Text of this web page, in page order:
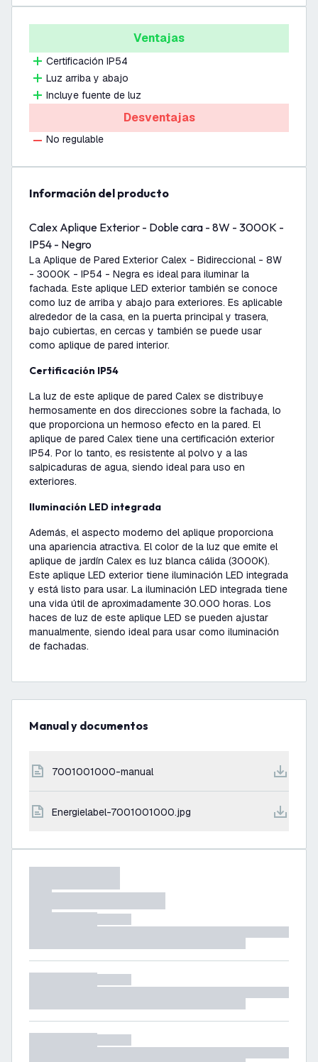
Ventajas
Certificación IP54
Luz arriba y abajo
Incluye fuente de luz
Desventajas
No regulable
información del producto
Calex Aplique Exterior - Doble cara - 8W - 3000K -
IP54 - Negro
La Aplique de Pared Exterior Calex - Bidireccional - 8W
- 3000K - IP54 - Negra es ideal para iluminar la
fachada. Este aplique LED exterior también se conoce
como luz de arriba y abajo para exteriores. Es aplicable
alrededor de la casa, en la puerta principal y trasera,
bajo cubiertas, en cercas y también se puede usar
como aplique de pared interior.
Certificación IP54
La luz de este aplique de pared Calex se distribuye
hermosamente en dos direcciones sobre la fachada, lo
que proporciona un hermoso efecto en la pared. El
aplique de pared Calex tiene una certificación exterior
IP54. Por lo tanto, es resistente al polvo y a las
salpicaduras de agua, siendo ideal para uso en
exteriores.
Iluminación LED integrada
Además, el aspecto moderno del aplique proporciona
una apariencia atractiva. El color de la luz que emite el
aplique de jardín Calex es luz blanca cálida (3000K).
Este aplique LED exterior tiene iluminación LED integrada
y está listo para usar. La iluminación LED integrada tiene
una vida útil de aproximadamente 30.000 horas. Los
haces de luz de este aplique LED se pueden ajustar
manualmente, siendo ideal para usar como iluminación
de fachadas.
Manual y documentos
7001001000-manual
energielabel-7001001000.jpg